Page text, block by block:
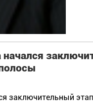
начался
заключительный